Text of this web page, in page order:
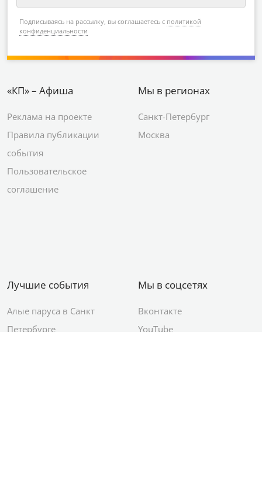
Подписываясь на рассылку, вы соглашаетесь с политикой
конфиденциальности
«КП» – Афиша
Реклама на проекте
Правила публикации
события
Пользовательское
соглашение
Мы в регионах
Санкт-Петербург
Москва
Лучшие события
Алые паруса в Санкт
Петербурге
Мы в соцсетях
Вконтакте
YouTube